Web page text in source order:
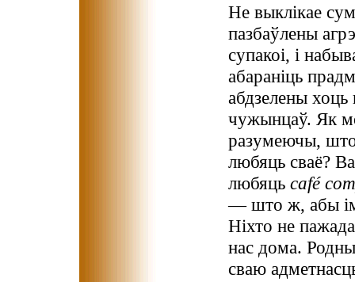
Не выклікае
пазбаўлены
супакоі, і
абараніць
абдзелены
чужынцаў. Як
разумеючы,
любяць сваё?
любяць café
— што ж, абы ім
Ніхто не
нас дома.
сваю